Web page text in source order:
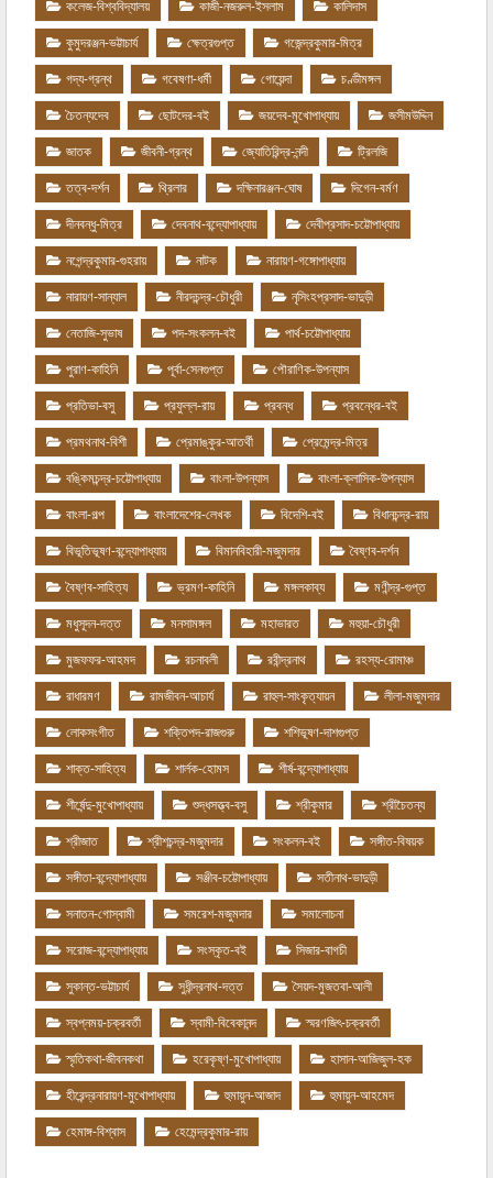
কলেজ-বিশ্ববিদ্যালয় কাজী-নজরুল-ইসলাম
কালিদাস
কুমুদরঞ্জন-ভট্টাচার্য
ক্ষেত্রগুপ্ত
গজেন্দ্রকুমার-মিত্র
গদ্য-গ্রন্থ
গবেষণা-ধর্মী গোয়েন্দা
চণ্ডীমঙ্গল
চৈতন্যদেব
ছোটদের-বই জয়দেব-মুখোপাধ্যায়
জসীমউদ্দিন
জাতক
জীবনী-গ্রন্থ জ্যোতিরিন্দ্র-নন্দী
ট্রিলজি
তত্ব-দর্শন
থ্রিলার দক্ষিনারঞ্জন-ঘোষ
দিগেন-বর্মণ
দীনবন্ধু-মিত্র
দেবনাথ-বন্দ্যোপাধ্যায়
দেবীপ্রসাদ-চট্টোপাধ্যায়
নগেন্দ্রকুমার-গুহরায়
নাটক
নারায়ণ-গঙ্গোপাধ্যায়
নারায়ণ-সান্যাল
নীরদচন্দ্র-চৌধুরী
নৃসিংহপ্রসাদ-ভাদুড়ী
নেতাজি-সুভাষ
পদ-সংকলন-বই
পার্থ-চট্টোপাধ্যায়
পুরাণ-কাহিনি
পূর্বা-সেনগুপ্ত
পৌরাণিক-উপন্যাস
প্রতিভা-বসু
প্রফুল্ল-রায় প্রবন্ধ
প্রবন্ধের-বই
প্রমথনাথ-বিশী
প্রেমাঙ্কুর-আতর্থী
প্রেমেন্দ্র-মিত্র
বঙ্কিমচন্দ্র-চট্টোপাধ্যায়
বাংলা-উপন্যাস
বাংলা-ক্লাসিক-উপন্যাস
বাংলা-গল্প
বাংলাদেশের-লেখক বিদেশি-বই
বিধানচন্দ্র-রায়
বিভূতিভূষণ-বন্দ্যোপাধ্যায়
বিমানবিহারী-মজুমদার
বৈষ্ণব-দর্শন
বৈষ্ণব-সাহিত্য
ভ্রমণ-কাহিনি মঙ্গলকাব্য
মণীন্দ্র-গুপ্ত
মধুসূদন-দত্ত
মনসামঙ্গল মহাভারত
মহুয়া-চৌধুরী
মুজফফর-আহমদ
রচনাবলী রবীন্দ্রনাথ
রহস্য-রোমাঞ্চ
রাধারমণ
রামজীবন-আচার্য রাহুল-সাংকৃত্যায়ন
লীলা-মজুমদার
লোকসংগীত
শক্তিপদ-রাজগুরু
শশিভূষণ-দাশগুপ্ত
শাক্ত-সাহিত্য
শার্লক-হোমস
শীর্ষ-বন্দ্যোপাধ্যায়
শীর্ষেন্দু-মুখোপাধ্যায়
শুদ্ধসত্ত্ব-বসু শ্রীকুমার
শ্রীচৈতন্য
শ্রীজাত
শ্রীশচন্দ্র-মজুমদার সংকলন-বই
সঙ্গীত-বিষয়ক
সঙ্গীতা-বন্দ্যোপাধ্যায়
সঞ্জীব-চট্টোপাধ্যায়
সতীনাথ-ভাদুড়ী
সনাতন-গোস্বামী
সমরেশ-মজুমদার
সমালোচনা
সরোজ-বন্দ্যোপাধ্যায়
সংস্কৃত-বই
সিজার-বাগচী
সুকান্ত-ভট্টাচার্য
সুধীন্দ্রনাথ-দত্ত
সৈয়দ-মুজতবা-আলী
স্বপ্নময়-চক্রবর্তী
স্বামী-বিবেকানন্দ
স্মরণজিৎ-চক্রবর্তী
স্মৃতিকথা-জীবনকথা
হরেকৃষ্ণ-মুখোপাধ্যায়
হাসান-আজিজুল-হক
হীরেন্দ্রনারায়ণ-মুখোপাধ্যায়
হুমায়ুন-আজাদ
হুমায়ুন-আহমেদ
হেমাঙ্গ-বিশ্বাস
হেমেন্দ্রকুমার-রায়